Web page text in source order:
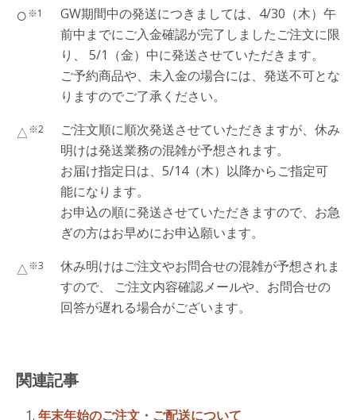
○※1
GW期間中の発送につきましては、4/30（木）午
前中までにご入金確認が完了しましたご注文に限
り、 5/1（金）中に発送させていただきます。
ご予約商品や、未入金の場合には、発送不可とな
りますのでご了承ください。
△※2
ご注文順に順次発送させていただきますが、休み
明けは発送業務の混雑が予想されます。
お届け指定日は、5/14（木）以降からご指定可
能になります。
お申込の順に発送させていただきますので、お急
ぎの方はお早めにお申込願います。
△※3
休み明けはご注文やお問合せの混雑が予想されま
すので、 ご注文内容確認メールや、お問合せの
回答が遅れる場合がございます。
関連記事
年末年始のご注文・ご配送について